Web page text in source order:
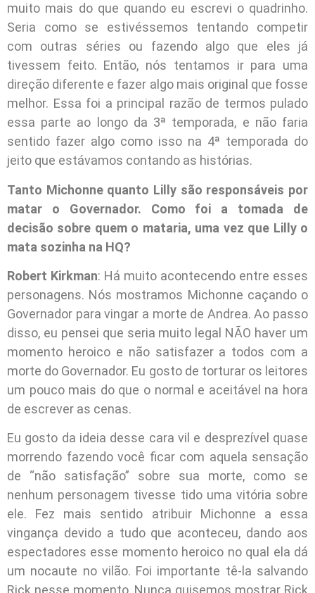
muito mais do que quando eu escrevi o quadrinho.
Seria como se estivéssemos tentando competir
com outras séries ou fazendo algo que eles já
tivessem feito. Então, nós tentamos ir para uma
direção diferente e fazer algo mais original que fosse
melhor. Essa foi a principal razão de termos pulado
essa parte ao longo da 3ª temporada, e não faria
sentido fazer algo como isso na 4ª temporada do
jeito que estávamos contando as histórias.
Tanto Michonne quanto Lilly são responsáveis por
matar o Governador. Como foi a tomada de
decisão sobre quem o mataria, uma vez que Lilly o
mata sozinha na HQ?
Robert Kirkman: Há muito acontecendo entre esses
personagens. Nós mostramos Michonne caçando o
Governador para vingar a morte de Andrea. Ao passo
disso, eu pensei que seria muito legal NÃO haver um
momento heroico e não satisfazer a todos com a
morte do Governador. Eu gosto de torturar os leitores
um pouco mais do que o normal e aceitável na hora
de escrever as cenas.
Eu gosto da ideia desse cara vil e desprezível quase
morrendo fazendo você ficar com aquela sensação
de “não satisfação” sobre sua morte, como se
nenhum personagem tivesse tido uma vitória sobre
ele. Fez mais sentido atribuir Michonne a essa
vingança devido a tudo que aconteceu, dando aos
espectadores esse momento heroico no qual ela dá
um nocaute no vilão. Foi importante tê-la salvando